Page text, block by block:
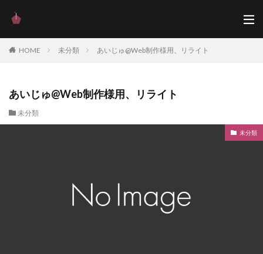
HOME 未分類 あいじゅ@Web制作様用、リライト
あいじゅ@Web制作様用、リライト
未分類
未分類